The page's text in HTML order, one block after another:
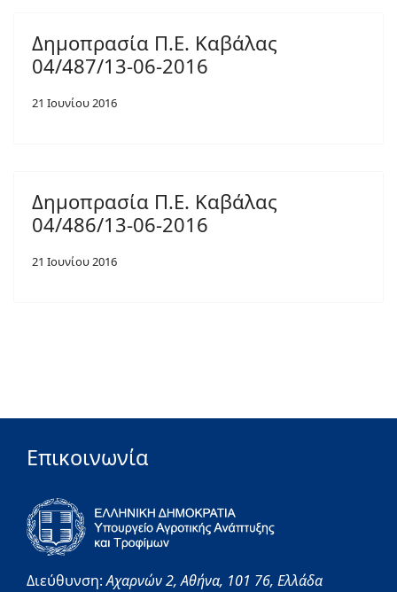
Δημοπρασία Π.Ε. Καβάλας
04/487/13-06-2016
21 Ιουνίου 2016
Δημοπρασία Π.Ε. Καβάλας
04/486/13-06-2016
21 Ιουνίου 2016
Επικοινωνία
Διεύθυνση:Αχαρνών 2,Αθήνα, 101 76, Ελλάδα